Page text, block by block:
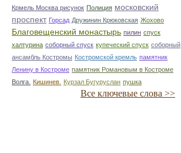
Крмель Москва рисунок Полиция московский
проспект Горсад Дружинин Крюковская Жохово
Благовещенский монастырь пилин спуск
халтурина соборный спуск купеческий спуск соборный
ансамбль Костромы Костромской кремль памятник
Ленину в Костроме памятник Романовым в Костроме
Волга.
Кишинев. Курзал Бугуруслан пушка
Все ключевые слова >>